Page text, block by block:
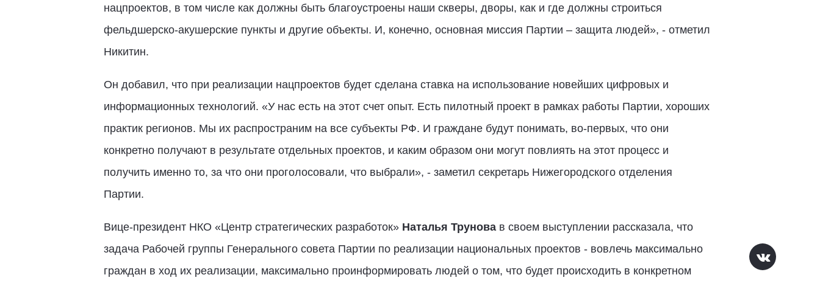
нацпроектов, в том числе как должны быть благоустроены наши скверы, дворы, как и где должны строиться
фельдшерско-акушерские пункты и другие объекты. И, конечно, основная миссия Партии – защита людей», - отметил
Никитин.
Он добавил, что при реализации нацпроектов будет сделана ставка на использование новейших цифровых и
информационных технологий. «У нас есть на этот счет опыт. Есть пилотный проект в рамках работы Партии, хороших
практик регионов. Мы их распространим на все субъекты РФ. И граждане будут понимать, во-первых, что они
конкретно получают в результате отдельных проектов, и каким образом они могут повлиять на этот процесс и
получить именно то, за что они проголосовали, что выбрали», - заметил секретарь Нижегородского отделения
Партии.
Вице-президент НКО «Центр стратегических разработок»Наталья Труновав своем выступлении рассказала, что
задача Рабочей группы Генерального совета Партии по реализации национальных проектов - вовлечь максимально
граждан в ход их реализации, максимально проинформировать людей о том, что будет происходить в конкретном